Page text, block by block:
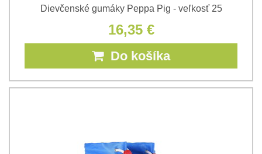
Dievčenské gumáky Peppa Pig - veľkosť 25
16,35 €
Do košíka